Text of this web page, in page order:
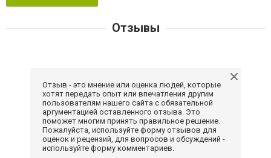
Отзывы
Отзыв - это мнение или оценка людей, которые
хотят передать опыт или впечатления другим
пользователям нашего сайта с обязательной
аргументацией оставленного отзыва. Это
поможет многим принять правильное решение.
Пожалуйста, используйте форму отзывов для
оценок и рецензий, для вопросов и обсуждений -
используйте форму комментариев.